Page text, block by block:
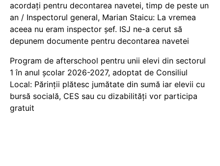
acordați pentru decontarea navetei, timp de peste un
an / Inspectorul general, Marian Staicu: La vremea
aceea nu eram inspector șef. ISJ ne-a cerut să
depunem documente pentru decontarea navetei
Program de afterschool pentru unii elevi din sectorul
1 în anul școlar 2026-2027, adoptat de Consiliul
Local: Părinții plătesc jumătate din sumă iar elevii cu
bursă socială, CES sau cu dizabilităţi vor participa
gratuit